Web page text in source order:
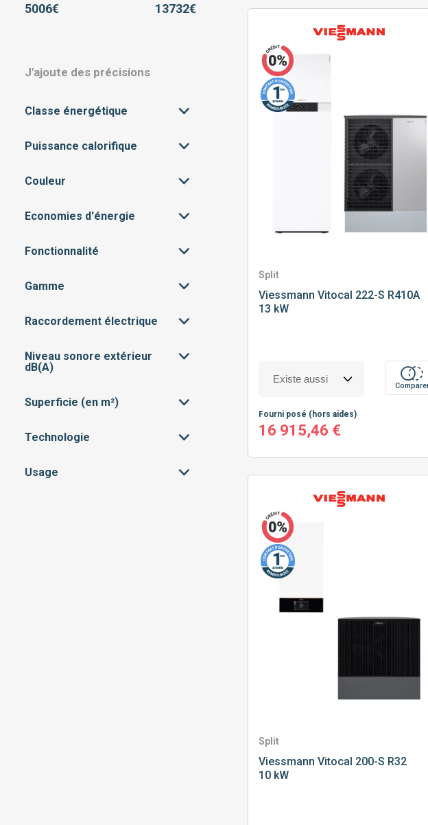
5006€ 13732€
J'ajoute des précisions
Classe énergétique
A++ (14)
Puissance calorifique
A (16)
Couleur
BLANC (44)
Economies d'énergie
< 45% (GAIN DE CLASSE
DPE +1)
(18)
DPE +1 À +2)
(26)
Fonctionnalité
CONNECTIVITÉ
Gamme
ENTRÉE DE GAMME (18)
HAUT DE GAMME
Raccordement électrique
TRIPHASÉ (16)
Niveau sonore extérieur
dB(A)
30 À 35 DB : INAUDIBLE
Superficie (en m²)
< 50M² (2)
Technologie
MOYENNE TEMPÉRATURE (24)
Usage
Split
Viessmann Vitocal 222-S R410A
13 kW
Fourni posé (hors aides)
16 915,46 €
Split
Viessmann Vitocal 200-S R32
10 kW